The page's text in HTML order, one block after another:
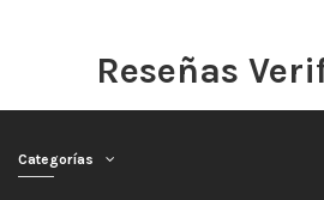
Reseñas
Categorías